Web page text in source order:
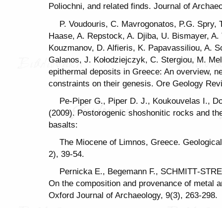
Poliochni, and related finds. Journal of
P. Voudouris, C. Mavrogonatos, P.G. Spry,
Haase, A. Repstock, A. Djiba, U. Bismayer,
Kouzmanov, D. Alfieris, K. Papavassiliou, A.
Galanos, J. Kołodziejczyk, C. Stergiou, M.
epithermal deposits in Greece: An overview,
constraints on their genesis. Ore Geology
Pe-Piper G., Piper D. J., Koukouvelas I.,
(2009). Postorogenic shoshonitic rocks and
basalts:
The Miocene of Limnos, Greece.
2), 39-54.
Pernicka E., Begemann F.,
On the composition and provenance of metal
Oxford Journal of Archaeology, 9(3), 263-298.